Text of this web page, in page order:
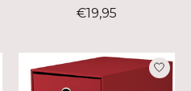
€19,95